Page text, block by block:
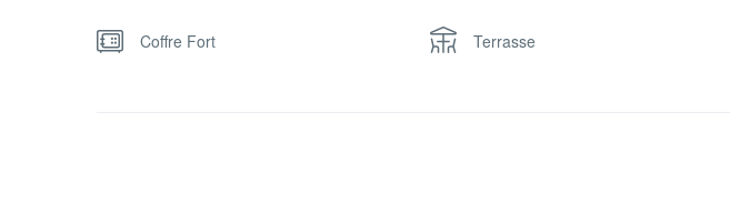
Coffre Fort Terrasse